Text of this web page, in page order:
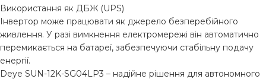
Використання як ДБЖ (UPS)
Інвертор може працювати як джерело безперебійного
живлення. У разі вимкнення електромережі він автоматично
перемикається на батареї, забезпечуючи стабільну подачу
енергії.
Deye SUN-12K-SG04LP3 – надійне рішення для автономного